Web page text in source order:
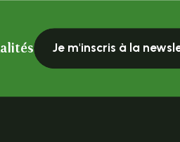
Je m'inscris à la